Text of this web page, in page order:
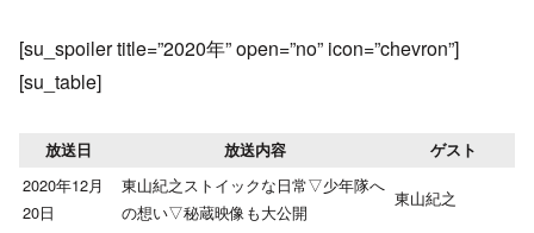
[su_spoiler title=”2020年” open=”no” icon=”chevron”]
[su_table]
放送日 放送内容 ゲスト
2020年12月
20日
東山紀之ストイックな日常▽少年隊へ
の想い▽秘蔵映像も大公開
東山紀之